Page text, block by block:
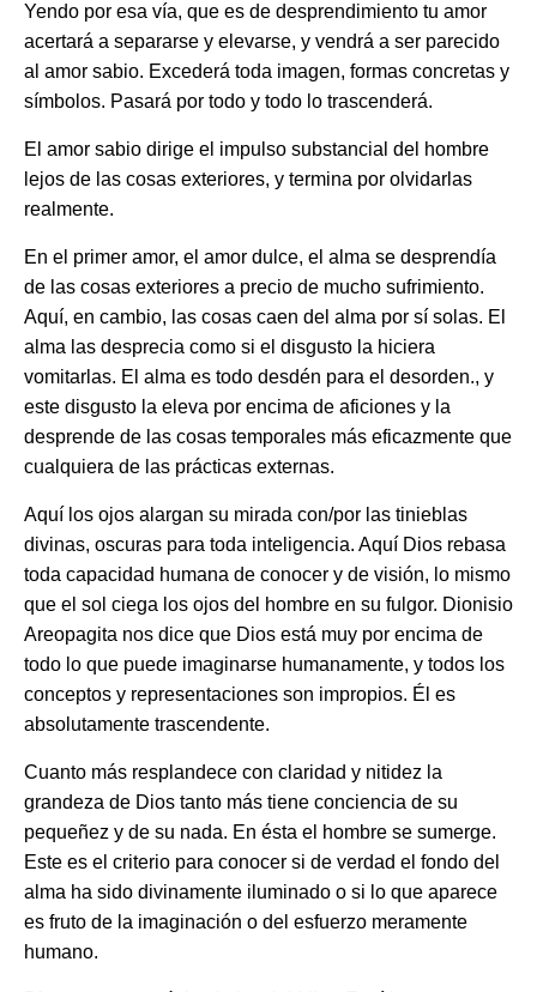
Yendo por esa vía, que es de desprendimiento tu amor
acertará a separarse y elevarse, y vendrá a ser parecido
al amor sabio. Excederá toda imagen, formas concretas y
símbolos. Pasará por todo y todo lo trascenderá.
El amor sabio dirige el impulso substancial del hombre
lejos de las cosas exteriores, y termina por olvidarlas
realmente.
En el primer amor, el amor dulce, el alma se desprendía
de las cosas exteriores a precio de mucho sufrimiento.
Aquí, en cambio, las cosas caen del alma por sí solas. El
alma las desprecia como si el disgusto la hiciera
vomitarlas. El alma es todo desdén para el desorden., y
este disgusto la eleva por encima de aficiones y la
desprende de las cosas temporales más eficazmente que
cualquiera de las prácticas externas.
Aquí los ojos alargan su mirada con/por las tinieblas
divinas, oscuras para toda inteligencia. Aquí Dios rebasa
toda capacidad humana de conocer y de visión, lo mismo
que el sol ciega los ojos del hombre en su fulgor. Dionisio
Areopagita nos dice que Dios está muy por encima de
todo lo que puede imaginarse humanamente, y todos los
conceptos y representaciones son impropios. Él es
absolutamente trascendente.
Cuanto más resplandece con claridad y nitidez la
grandeza de Dios tanto más tiene conciencia de su
pequeñez y de su nada. En ésta el hombre se sumerge.
Este es el criterio para conocer si de verdad el fondo del
alma ha sido divinamente iluminado o si lo que aparece
es fruto de la imaginación o del esfuerzo meramente
humano.